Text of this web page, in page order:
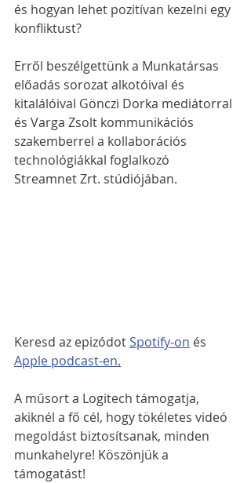
és hogyan lehet pozitívan kezelni egy
konfliktust?
Erről beszélgettünk a Munkatársas
előadás sorozat alkotóival és
kitalálóival Gönczi Dorka mediátorral
és Varga Zsolt kommunikációs
szakemberrel a kollaborációs
technológiákkal foglalkozó
Streamnet Zrt. stúdiójában.
Keresd az epizódot Spotify-on és
Apple podcast-en.
A műsort a Logitech támogatja,
akiknél a fő cél, hogy tökéletes videó
megoldást biztosítsanak, minden
munkahelyre! Köszönjük a
támogatást!